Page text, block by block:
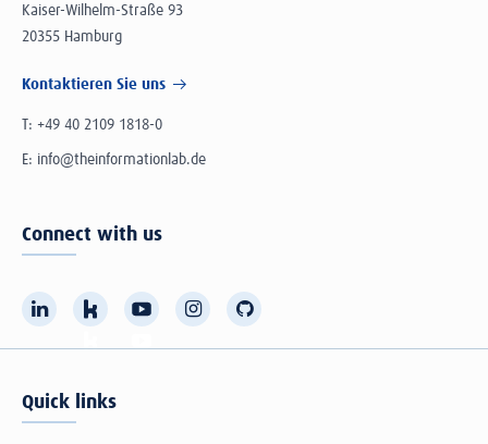
Kaiser-Wilhelm-Straße 93
20355 Hamburg
Kontaktieren Sie uns
T: +49 40 2109 1818-0
E: info@theinformationlab.de
Connect with us
Quick links